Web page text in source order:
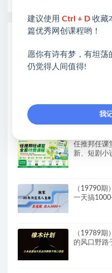
热门课程展示
（19791期
300+｜自动
你玩转闲鱼
任推邦任课
新、短剧小
（19790期
一天搞
（19789期
的风口野路
建议使用 Ctrl + D 收藏
篇优秀网创课程哟！
愿你有诗有梦，有坦荡
仍觉得人间值得!
我